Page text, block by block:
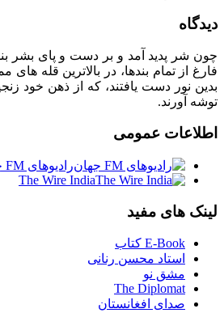
دیدگاه
چون شر پدید آمد و بر دست و پای بشر بند
فارغ از تمام بندها، در بالاترین قله
بدین نور دست یافتند، که از ذهن خود
توشه آورند.
اطلاعات عمومی
رادیوهای FM جهان
The Wire India
لینک های مفید
E-Book کتاب
استاد محسن رنانی
مشق نو
The Diplomat
صدای افغانستان